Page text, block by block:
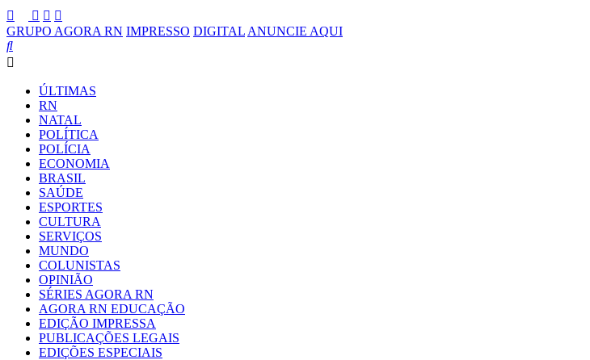
GRUPO AGORA RN IMPRESSO DIGITAL ANUNCIE AQUI
ÚLTIMAS
RN
NATAL
POLÍTICA
POLÍCIA
ECONOMIA
BRASIL
SAÚDE
ESPORTES
CULTURA
SERVIÇOS
MUNDO
COLUNISTAS
OPINIÃO
SÉRIES AGORA RN
AGORA RN EDUCAÇÃO
EDIÇÃO IMPRESSA
PUBLICAÇÕES LEGAIS
EDIÇÕES ESPECIAIS